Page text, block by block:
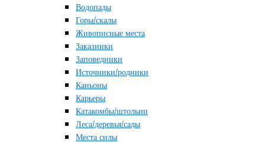
Водопады
Горы/скалы
Живописные места
Заказники
Заповедники
Источники/родники
Каньоны
Карьеры
Катакомбы/штольни
Леса/деревья/сады
Места силы